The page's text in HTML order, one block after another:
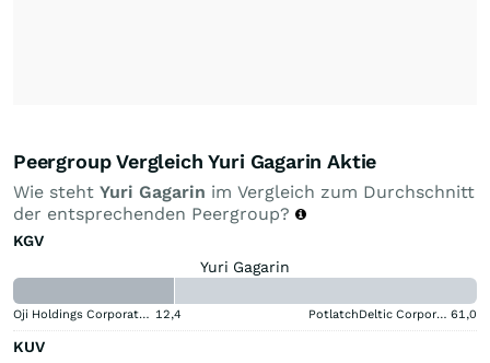
Peergroup Vergleich Yuri Gagarin Aktie
Wie steht Yuri Gagarin im Vergleich zum Durchschnitt
der entsprechenden Peergroup?
KGV
Yuri Gagarin
Oji Holdings Corporation 12,4 PotlatchDeltic Corporation 61,0
KUV